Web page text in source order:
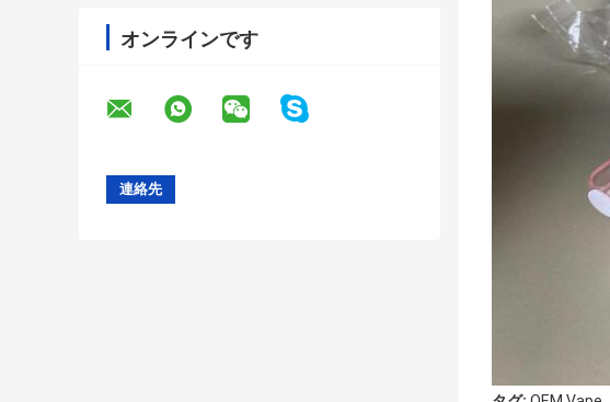
オンラインです